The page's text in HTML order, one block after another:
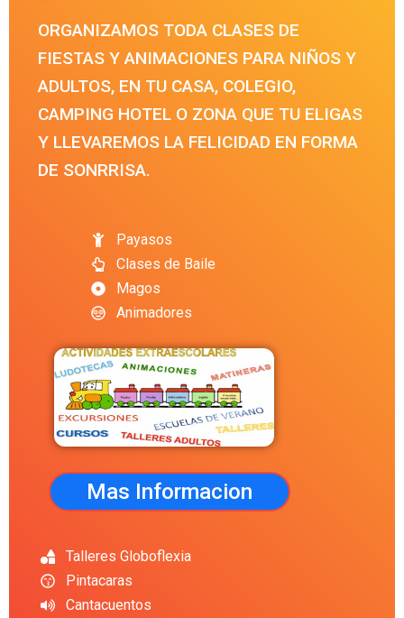
ORGANIZAMOS TODA CLASES DE
FIESTAS Y ANIMACIONES PARA NIÑOS Y
ADULTOS, EN TU CASA, COLEGIO,
CAMPING HOTEL O ZONA QUE TU ELIGAS
Y LLEVAREMOS LA FELICIDAD EN FORMA
DE SONRRISA.
Payasos
Clases de Baile
Magos
Animadores
Mas Informacion
Talleres Globoflexia
Pintacaras
Cantacuentos